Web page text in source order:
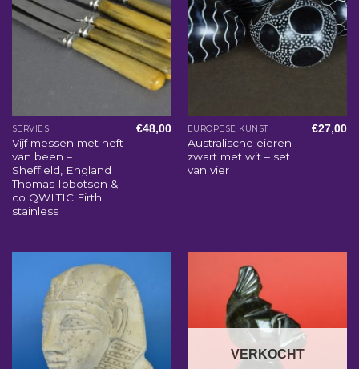
SERVIES
Vijf messen met heft
van been –
Sheffield, England
Thomas Ibbotson &
co QWLTIC Firth
stainless
€48,00 EUROPESE KUNST
Australische eieren
zwart met wit – set
van vier
€27,00
VERKOCHT